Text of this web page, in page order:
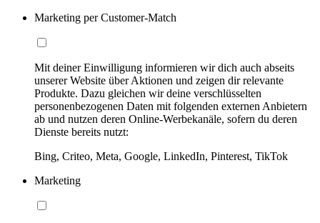
Marketing per Customer-Match
Mit deiner Einwilligung informieren wir dich auch abseits
unserer Website über Aktionen und zeigen dir relevante
Produkte. Dazu gleichen wir deine verschlüsselten
personenbezogenen Daten mit folgenden externen Anbietern
ab und nutzen deren Online-Werbekanäle, sofern du deren
Dienste bereits nutzt:
Bing, Criteo, Meta, Google, LinkedIn, Pinterest, TikTok
Marketing